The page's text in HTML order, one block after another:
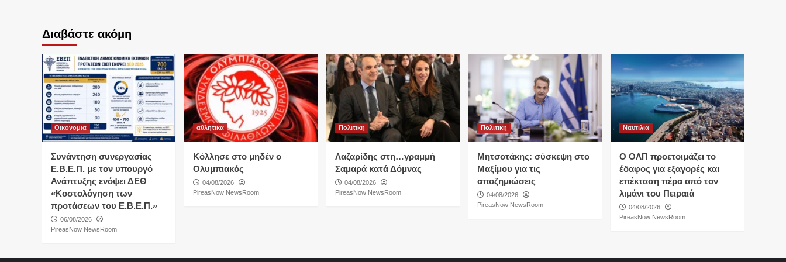
Διαβάστε ακόμη
Οικονομια
Συνάντηση συνεργασίας
Ε.Β.Ε.Π. με τον υπουργό
Ανάπτυξης ενόψει ΔΕΘ
«Κοστολόγηση των
προτάσεων του Ε.Β.Ε.Π.»
06/08/2026
PireasNow NewsRoom
αθλητικα
Κόλλησε στο μηδέν ο
Ολυμπιακός
04/08/2026
PireasNow NewsRoom
Πολιτικη
Λαζαρίδης στη…γραμμή
Σαμαρά κατά Δόμνας
04/08/2026
PireasNow NewsRoom
Πολιτικη
Μητσοτάκης: σύσκεψη στο
Μαξίμου για τις
αποζημιώσεις
04/08/2026
PireasNow NewsRoom
Ναυτιλια
O ΟΛΠ προετοιμάζει το
έδαφος για εξαγορές και
επέκταση πέρα από τον
λιμάνι του Πειραιά
04/08/2026
PireasNow NewsRoom